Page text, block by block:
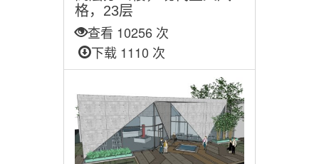
格，23层
查看 10256 次
下载 1110 次